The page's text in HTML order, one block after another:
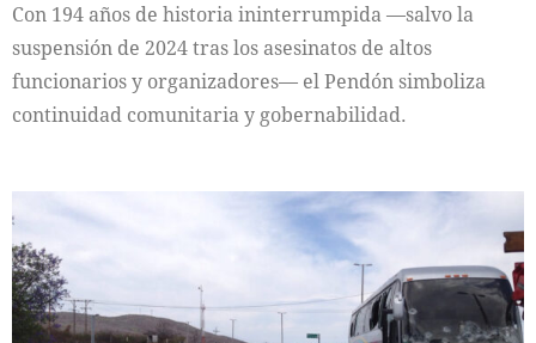
Con 194 años de historia ininterrumpida —salvo la
suspensión de 2024 tras los asesinatos de altos
funcionarios y organizadores— el Pendón simboliza
continuidad comunitaria y gobernabilidad.